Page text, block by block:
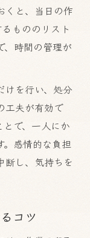
くと、当日の作
もののリスト
、時間の管理が
けを行い、処分
工夫が有効で
で、一人にか
感情的な負担
断し、気持ちを
コツ